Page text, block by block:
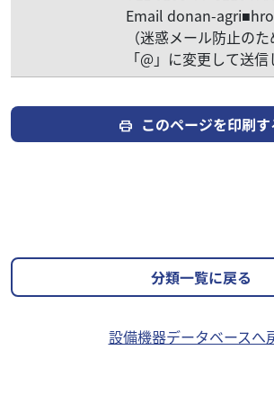
Email donan-
（迷惑メール防止の
「@」に変更して送信
print このページを印刷す
分類一覧に戻る
設備機器データベースへ